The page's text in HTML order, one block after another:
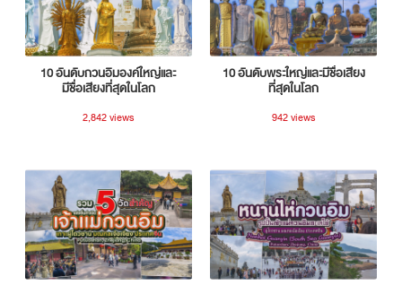
10 อันดับกวนอิมองค์ใหญ่และ
มีชื่อเสียงที่สุดในโลก
2,842 views
10 อันดับพระใหญ่และมีชื่อเสียง
ที่สุดในโลก
942 views